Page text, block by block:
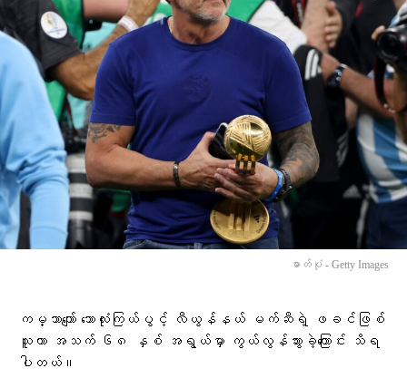
ဓာတ်ပုံ - Getty Images
ကမ္ဘာကျော် ဘောလုံးကြယ်ပွင့် လီယွန်နယ် မက်ဆီရဲ့ ဖခင်ဖြစ်
သူဟာ အသက် ၆၈ နှစ် အရွယ်မှာ ကွယ်လွန်သွားခဲ့ကြောင်း သိရ
ပါတယ်။